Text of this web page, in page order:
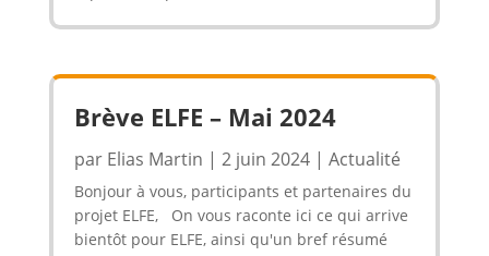
Brève ELFE – Mai 2024
par Elias Martin | 2 juin 2024| Actualité
Bonjour à vous, participants et partenaires du
projet ELFE, On vous raconte ici ce qui arrive
bientôt pour ELFE, ainsi qu'un bref résumé